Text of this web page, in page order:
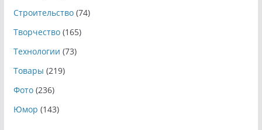
Строительство(74)
Творчество(165)
Технологии (73)
Товары (219)
Фото(236)
Юмор (143)